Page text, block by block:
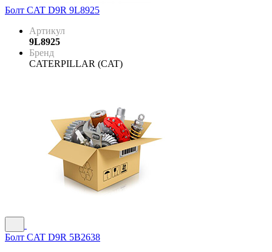
Болт CAT D9R 9L8925
Артикул
9L8925
Бренд
CATERPILLAR (CAT)
Болт CAT D9R 5B2638